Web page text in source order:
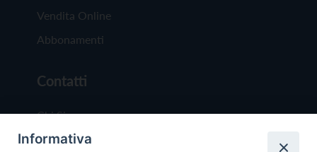
Vendita Online
Abbonamenti
Contatti
Chi Siamo
Redazione
Informativa